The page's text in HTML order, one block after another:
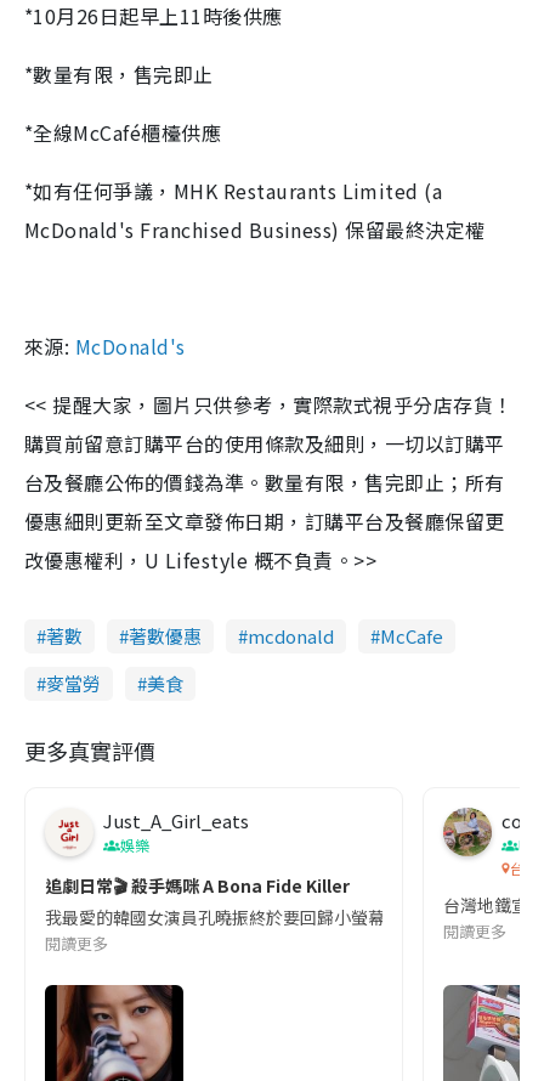
*10月26日起早上11時後供應
*數量有限，售完即止
*全線McCafé櫃檯供應
*如有任何爭議，MHK Restaurants Limited (a
McDonald's Franchised Business) 保留最終決定權
來源: McDonald's
<< 提醒大家，圖片只供參考，實際款式視乎分店存貨！
購買前留意訂購平台的使用條款及細則，一切以訂購平
台及餐廳公佈的價錢為準。數量有限，售完即止；所有
優惠細則更新至文章發佈日期，訂購平台及餐廳保留更
改優惠權利，U Lifestyle 概不負責。>>
著數 著數優惠 mcdonald
McCafe
麥當勞
美食
更多真實評價
Just_A_Girl_eats
娛樂
追劇日常🎬 殺手媽咪 A Bona Fide Killer
我最愛的韓國女演員孔曉振終於要回歸小螢幕啦!這次的劇本改編
閱讀更多
co
吹
台灣
台灣地鐵宣
閱讀更多